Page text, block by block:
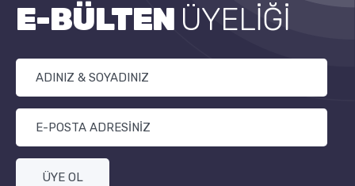
E-BÜLTEN ÜYELİĞİ
ÜYE OL